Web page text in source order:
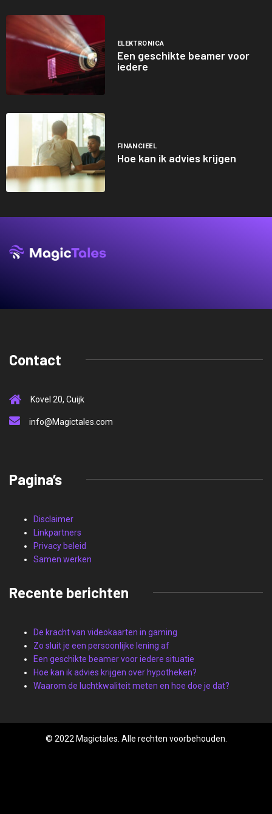
ELEKTRONICA
Een geschikte beamer voor
iedere
FINANCIEEL
Hoe kan ik advies krijgen
Contact
Kovel 20, Cuijk
info@Magictales.com
Pagina’s
Disclaimer
Linkpartners
Privacy beleid
Samen werken
Recente berichten
De kracht van videokaarten in gaming
Zo sluit je een persoonlijke lening af
Een geschikte beamer voor iedere situatie
Hoe kan ik advies krijgen over hypotheken?
Waarom de luchtkwaliteit meten en hoe doe je dat?
© 2022 Magictales. Alle rechten voorbehouden.